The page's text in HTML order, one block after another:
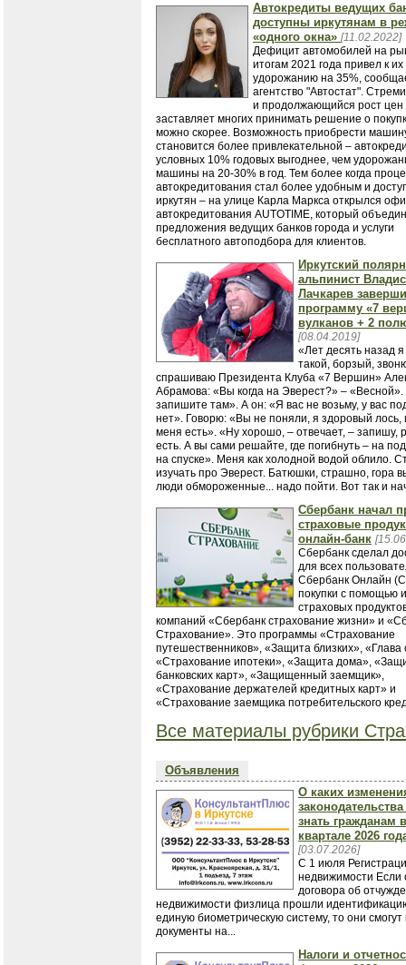
Автокредиты ведущих
доступны иркутянам в
«одного окна» [11.02.2022]
Дефицит автомобилей на
итогам 2021 года привел к их
удорожанию на 35%,
агентство "Автостат".
и продолжающийся рост цен
заставляет многих принимать решение о
можно скорее. Возможность приобрести
становится более привлекательной –
условных 10% годовых выгоднее, чем
машины на 20-30% в год. Тем более когда
автокредитования стал более удобным и
иркутян – на улице Карла Маркса открылся
автокредитования AUTOTIME, который
предложения ведущих банков города и услуги
бесплатного автоподбора для клиентов.
Иркутский
альпинист
Лачкарев
программу «7
вулканов + 2
[08.04.2019]
«Лет десять назад
такой, борзый,
спрашиваю Президента Клуба «7 Вершин»
Абрамова: «Вы когда на Эверест?» –
запишите там». А он: «Я вас не возьму, у вас
нет». Говорю: «Вы не поняли, я здоровый лось,
меня есть». «Ну хорошо, – отвечает, – запишу,
есть. А вы сами решайте, где погибнуть – на
на спуске». Меня как холодной водой облило.
изучать про Эверест. Батюшки, страшно, гора
люди обмороженные... надо пойти. Вот так и
Сбербанк начал
страховые
онлайн-банк
Сбербанк сделал
для всех
Сбербанк Онлайн
покупки с помощью
страховых
компаний «Сбербанк страхование жизни» и
Страхование». Это программы «Страхование
путешественников», «Защита близких», «Глава
«Страхование ипотеки», «Защита дома»,
банковских карт», «Защищенный заемщик»,
«Страхование держателей кредитных карт» и
«Страхование заемщика потребительского
Все материалы рубрики
Объявления
О каких
знать гражданам
квартале 2026
[03.07.2026]
С 1 июля
недвижимости Если
договора об
недвижимости физлица прошли
единую биометрическую систему, то они смогут
документы на...
Налоги и